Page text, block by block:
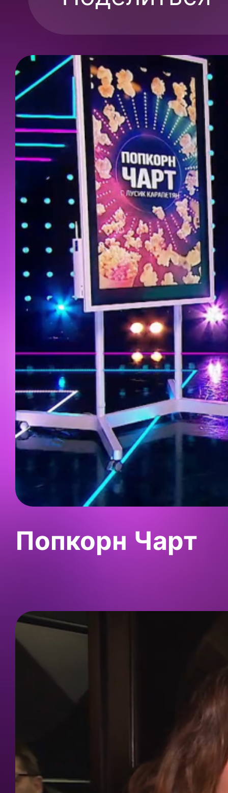
Попкорн Чарт